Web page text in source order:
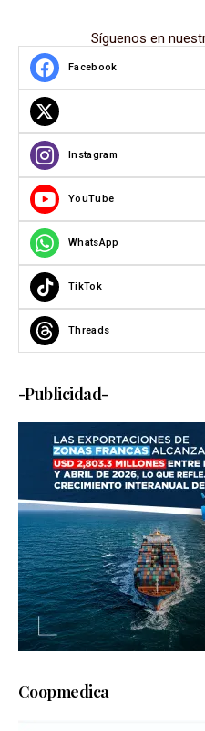
Síguenos en
Facebook
Instagram
YouTube
WhatsApp
TikTok
Threads
-Publicidad-
Coopmedica